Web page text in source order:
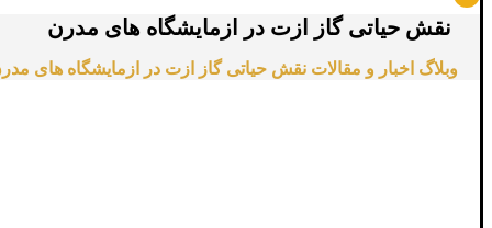
نقش حیاتی گاز ازت در ازمایشگاه های مدرن
وبلاگ اخبار و مقالات نقش حیاتی گاز ازت در ازمایشگاه های